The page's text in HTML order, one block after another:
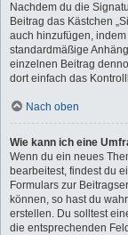
Nachdem du die
Beitrag das Kästchen
auch hinzufügen,
standardmäßige
einzelnen Beitrag
dort einfach das
Nach oben
Wie kann ich eine
Wenn du ein neues
bearbeitest, findest du
Formulars zur
können, so hast du
erstellen. Du solltest
die entsprechenden